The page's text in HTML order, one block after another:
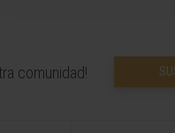
comunidad!